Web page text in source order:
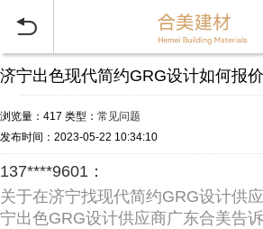

济宁出色现代简约GRG设计如何报价
浏览量：417 类型： 常见问题
发布时间：2023-05-22 10:34:10
137****9601：
关于在济宁找现代简约GRG设计供
宁出色GRG设计供应商广东合美告